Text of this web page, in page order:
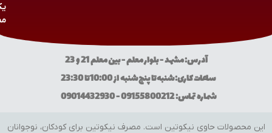
آدرس: مشهد - بلوار معلم - بین معلم 21 و 23
ساعات کاری: شنبه تا پنج شنبه از 10:00 تا 23:30
شماره تماس: 09155800212 - 09014432930
این محصولات حاوی نیکوتین است. مصرف نیکوتین برای کودکان، نوجوانان